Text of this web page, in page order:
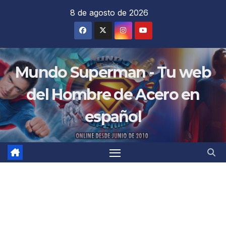
8 de agosto de 2026
Mundo Superman - Tu web
del Hombre de Acero en
español